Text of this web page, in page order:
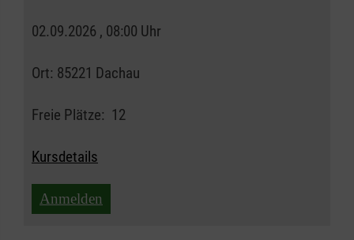
02.09.2026 , 08:00 Uhr
Ort: 85221 Dachau
Freie Plätze: 12
Kursdetails
Anmelden